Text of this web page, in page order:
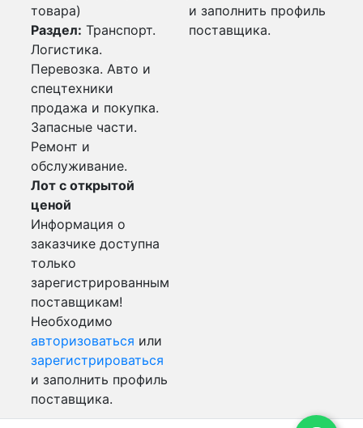
товара)
Раздел: Транспорт.
Логистика.
Перевозка. Авто и
спецтехники
продажа и покупка.
Запасные части.
Ремонт и
обслуживание.
Лот с открытой
ценой
Информация о
заказчике доступна
только
зарегистрированным
поставщикам!
Необходимо
авторизоваться или
зарегистрироваться
и заполнить профиль
поставщика.
и заполнить профиль
поставщика.